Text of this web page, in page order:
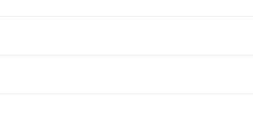
Isot-Chili, Konservierungsstoffe), Sauce mit